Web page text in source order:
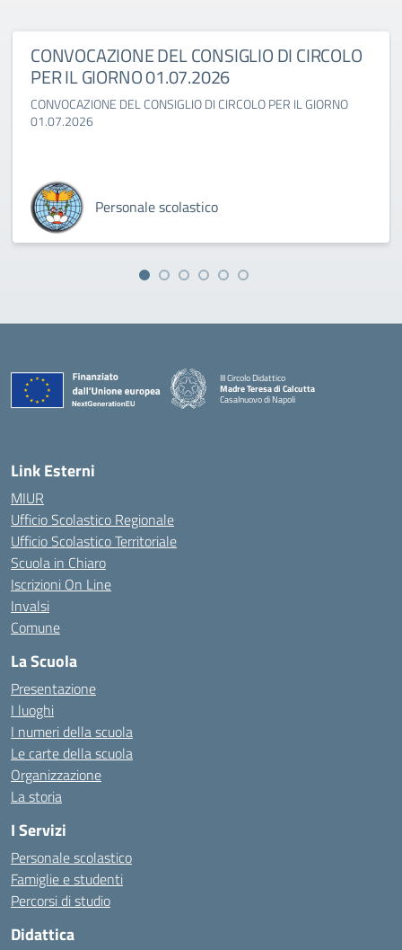
CONVOCAZIONE DEL CONSIGLIO DI CIRCOLO
PER IL GIORNO 01.07.2026
CONVOCAZIONE DEL CONSIGLIO DI CIRCOLO PER IL GIORNO
01.07.2026
Personale scolastico
III Circolo Didattico
Madre Teresa di Calcutta
Casalnuovo di Napoli
— Visita la pagina iniziale della scuola
Link Esterni
MIUR
Ufficio Scolastico Regionale
Ufficio Scolastico Territoriale
Scuola in Chiaro
Iscrizioni On Line
Invalsi
Comune
La Scuola
Presentazione
I luoghi
I numeri della scuola
Le carte della scuola
Organizzazione
La storia
I Servizi
Personale scolastico
Famiglie e studenti
Percorsi di studio
Didattica